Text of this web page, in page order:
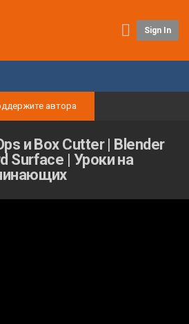
Sign In
автора
и Box Cutter | Blender
Surface | Уроки на